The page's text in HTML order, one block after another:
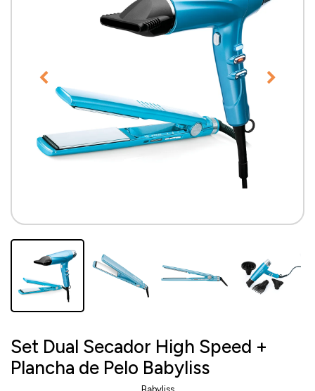
Set Dual Secador High Speed +
Plancha de Pelo Babyliss